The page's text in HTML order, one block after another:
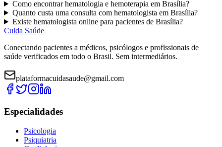
Como encontrarhematologia e hemoterapia em Brasília?
Quanto custa uma consulta com hematologista em Brasília?
Existe hematologista online para pacientes de Brasília?
Cuida Saúde
Conectando pacientes a médicos, psicólogos e profissionais de
saúde verificados em todo o Brasil. Sem intermediários.
plataformacuidasaude@gmail.com
Especialidades
Psicologia
Psiquiatria